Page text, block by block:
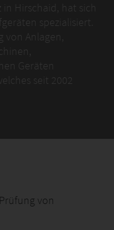
in Hirschaid, hat sich
spezialisiert.
von Anlagen,
Geräten
seit 2002
im Bereich
ist die
Steuerung der
auch die
auf verschiedenen
zu steuern, was
von